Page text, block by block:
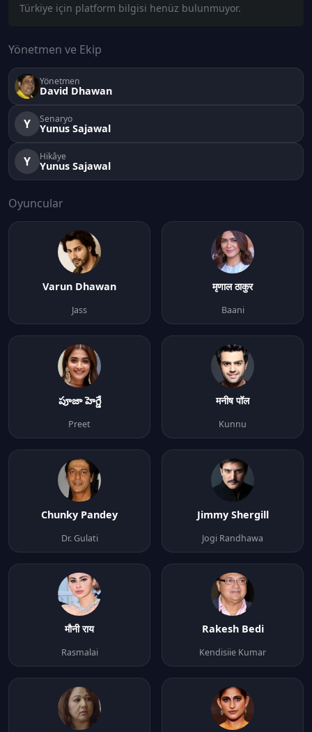
Türkiye için platform bilgisi henüz bulunmuyor.
Yönetmen ve Ekip
Yönetmen
David Dhawan
Y Senaryo
Yunus Sajawal
Y Hikâye
Yunus Sajawal
Oyuncular
Varun Dhawan
Jass
मृणाल ठाकुर
Baani
పూజా హెగ్డే
Preet
मनीष पॉल
Kunnu
Chunky Pandey
Dr. Gulati
Jimmy Shergill
Jogi Randhawa
मौनी राय
Rasmalai
Rakesh Bedi
Kendisiie Kumar